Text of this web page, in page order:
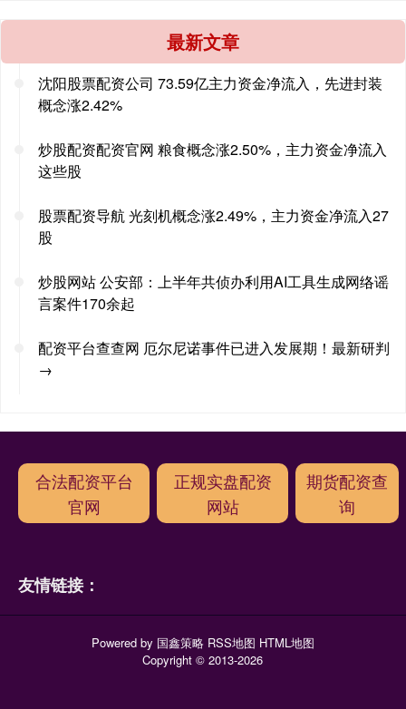
最新文章
沈阳股票配资公司 73.59亿主力资金净流入，先进封装
概念涨2.42%
炒股配资配资官网 粮食概念涨2.50%，主力资金净流入
这些股
股票配资导航 光刻机概念涨2.49%，主力资金净流入27
股
炒股网站 公安部：上半年共侦办利用AI工具生成网络谣
言案件170余起
配资平台查查网 厄尔尼诺事件已进入发展期！最新研判
→
合法配资平台
官网
正规实盘配资
网站
期货配资查
询
友情链接：
Powered by 国鑫策略 RSS地图 HTML地图
Copyright© 2013-2026